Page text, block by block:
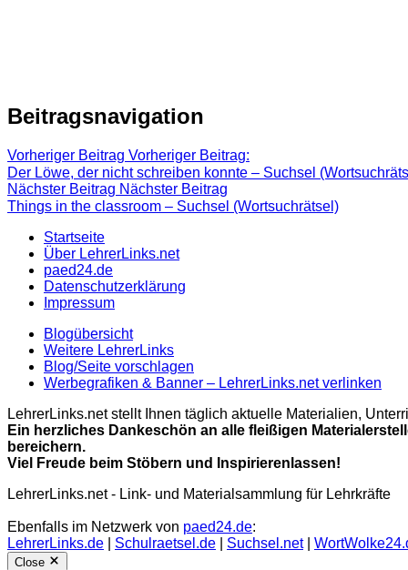
Beitragsnavigation
Vorheriger Beitrag Vorheriger Beitrag:
Der Löwe, der nicht schreiben konnte – Suchsel
Nächster Beitrag Nächster Beitrag
Things in the classroom – Suchsel (Wortsuchrätsel)
Startseite
Über LehrerLinks.net
paed24.de
Datenschutzerklärung
Impressum
Blogübersicht
Weitere LehrerLinks
Blog/Seite vorschlagen
Werbegrafiken & Banner – LehrerLinks.net verlinken
LehrerLinks.net stellt Ihnen täglich aktuelle Materialien,
Ein herzliches Dankeschön an alle fleißigen
bereichern.
Viel Freude beim Stöbern und Inspirierenlassen!
LehrerLinks.net - Link- und Materialsammlung für Lehrkräfte
Ebenfalls im Netzwerk von paed24.de:
LehrerLinks.de
Schulraetsel.de Suchsel.net|
Close